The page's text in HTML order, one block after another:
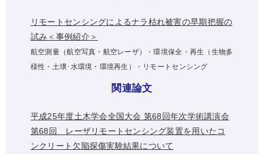
リモートセンシングによるナラ枯れ被害の早期把握の
試み＜事例紹介＞
航空測量（航空写真・航空レーザ）・環境保全・再生（生物多
様性・土壌･水環境・環境再生）・リモートセンシング
関連論文
平成25年度土木学会全国大会 第68回年次学術講演会
第68回 レーザリモートセンシング装置を用いたコ
ンクリート欠陥探傷実験結果について